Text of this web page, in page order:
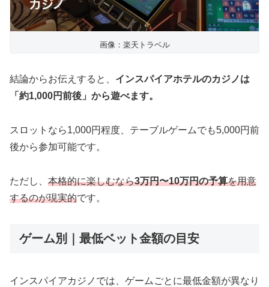
画像：楽天トラベル
結論からお伝えすると、 インスパイアホテルのカジノは
「約1,000円前後」から遊べます。
スロットなら1,000円程度、テーブルゲームでも5,000円前
後から参加可能です。
ただし、 本格的に楽しむなら3万円〜10万円の予算を用意
するのが現実的です。
ゲーム別｜最低ベット金額の目安
インスパイアカジノでは、ゲームごとに最低金額が異なり